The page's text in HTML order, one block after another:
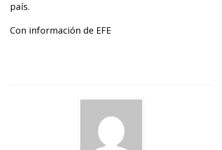
país.
Con información de EFE